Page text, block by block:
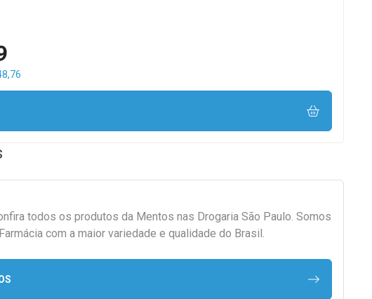
todos os produtos da Mentos nas Drogaria São Paulo. Somos
com a maior variedade e qualidade do Brasil.